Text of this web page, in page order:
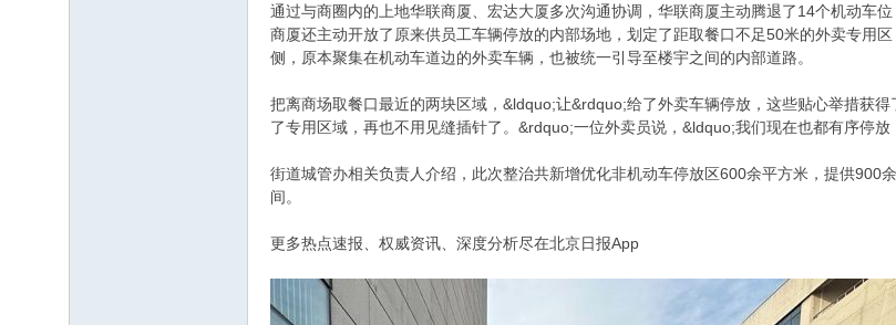
通过与商圈内的上地华联商厦、宏达大厦多次沟通协调，华联商厦主动腾退了14个机动车
商厦还主动开放了原来供员工车辆停放的内部场地，划定了距取餐口不足50米的外卖专用
侧，原本聚集在机动车道边的外卖车辆，也被统一引导至楼宇之间的内部道路。
把离商场取餐口最近的两块区域，&ldquo;让&rdquo;给了外卖车辆停放，这些贴心举措获
了专用区域，再也不用见缝插针了。&rdquo;一位外卖员说，&ldquo;我们现在也都有序停
街道城管办相关负责人介绍，此次整治共新增优化非机动车停放区600余平方米，提供
间。
更多热点速报、权威资讯、深度分析尽在北京日报App